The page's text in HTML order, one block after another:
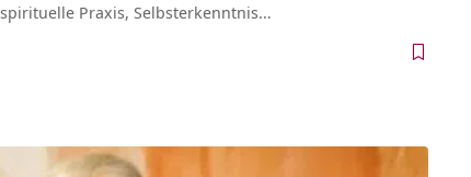
Praxis, Selbsterkenntnis…